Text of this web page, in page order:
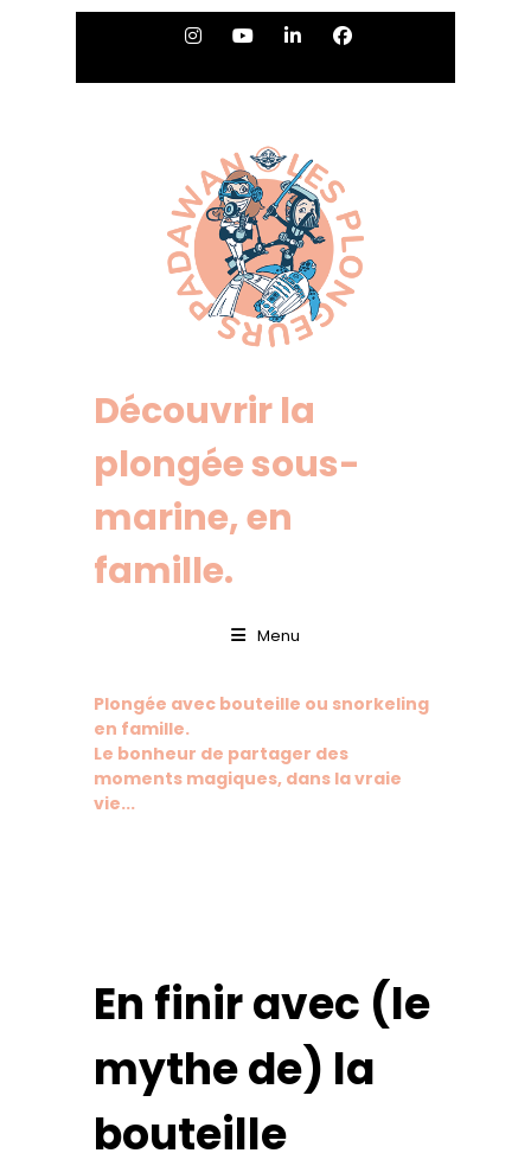
Découvrir la
plongée sous-
marine, en
famille.
Menu
Plongée avec bouteille ou snorkeling
en famille.
Le bonheur de partager des
moments magiques, dans la vraie
vie...
En finir avec (le
mythe de) la
bouteille